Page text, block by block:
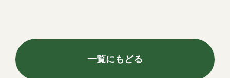
一覧にもどる